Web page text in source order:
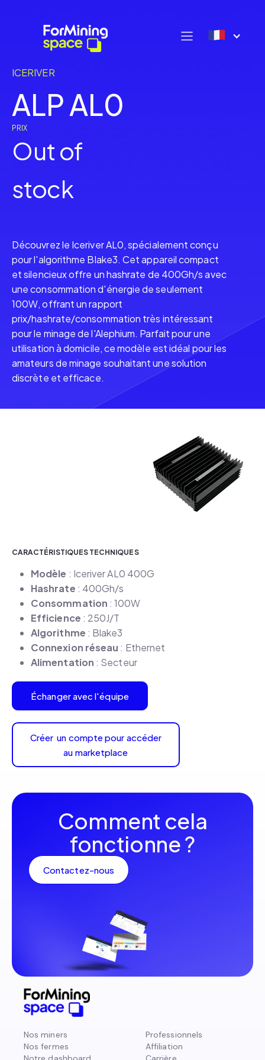
ICERIVER
ALP AL0
PRIX
Out of
stock
Découvrez le Iceriver AL0, spécialement conçu
pour l'algorithme Blake3. Cet appareil compact
et silencieux offre un hashrate de 400Gh/s avec
une consommation d'énergie de seulement
100W, offrant un rapport
prix/hashrate/consommation très intéressant
pour le minage de l'Alephium. Parfait pour une
utilisation à domicile, ce modèle est idéal pour les
amateurs de minage souhaitant une solution
discrète et efficace.
CARACTÉRISTIQUES TECHNIQUES
Modèle : Iceriver AL0 400G
Hashrate : 400Gh/s
Consommation : 100W
Efficience : 250J/T
Algorithme : Blake3
Connexion réseau : Ethernet
Alimentation : Secteur
Échanger avec l'équipe
Créer un compte pour accéder
au marketplace
Comment cela
fonctionne ?
Contactez-nous
Nos miners
Nos fermes
Professionnels
Affiliation